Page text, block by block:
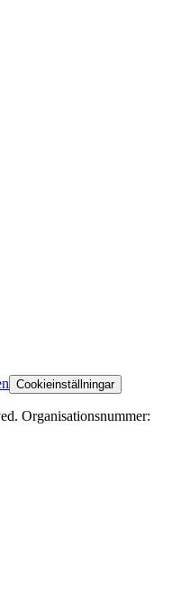
Cookieinställningar
Organisationsnummer: